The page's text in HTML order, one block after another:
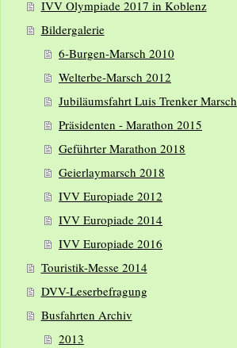
IVV Olympiade 2017 in Koblenz
Bildergalerie
6-Burgen-Marsch 2010
Welterbe-Marsch 2012
Jubiläumsfahrt Luis Trenker Marsch
Präsidenten - Marathon 2015
Geführter Marathon 2018
Geierlaymarsch 2018
IVV Europiade 2012
IVV Europiade 2014
IVV Europiade 2016
Touristik-Messe 2014
DVV-Leserbefragung
Busfahrten Archiv
2013